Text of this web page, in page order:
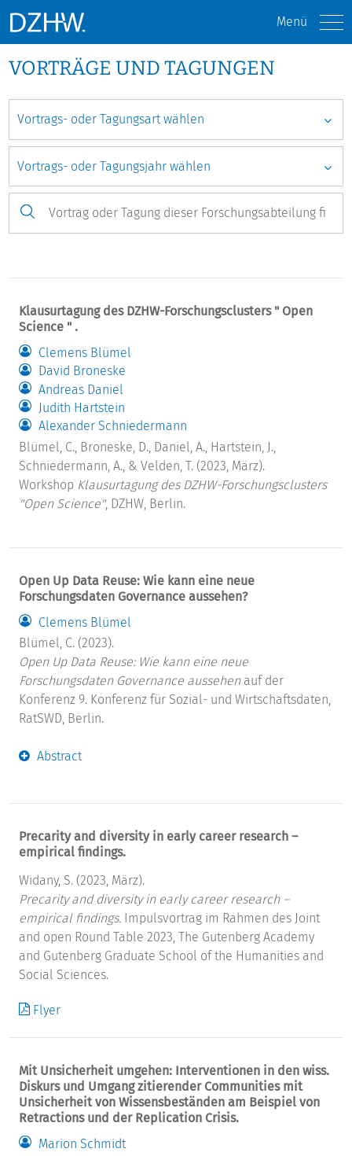
Menü
VORTRÄGE UND TAGUNGEN
Klausurtagung des DZHW-Forschungsclusters " Open
Science " .
Clemens Blümel
David Broneske
Andreas Daniel
Judith Hartstein
Alexander Schniedermann
Blümel, C., Broneske, D., Daniel, A., Hartstein, J.,
Schniedermann, A., & Velden, T. (2023, März).
Workshop Klausurtagung des DZHW-Forschungsclusters
"Open Science", DZHW, Berlin.
Open Up Data Reuse: Wie kann eine neue
Forschungsdaten Governance aussehen?
Clemens Blümel
Blümel, C. (2023).
Open Up Data Reuse: Wie kann eine neue
Forschungsdaten Governance aussehenauf der
Konferenz 9. Konferenz für Sozial- und Wirtschaftsdaten,
RatSWD, Berlin.
Abstract
Precarity and diversity in early career research –
empirical findings.
Widany, S. (2023, März).
Precarity and diversity in early career research –
empirical findings. Impulsvortrag im Rahmen des Joint
and open Round Table 2023, The Gutenberg Academy
and Gutenberg Graduate School of the Humanities and
Social Sciences.
Flyer
Mit Unsicherheit umgehen: Interventionen in den wiss.
Diskurs und Umgang zitierender Communities mit
Unsicherheit von Wissensbeständen am Beispiel von
Retractions und der Replication Crisis.
Marion Schmidt